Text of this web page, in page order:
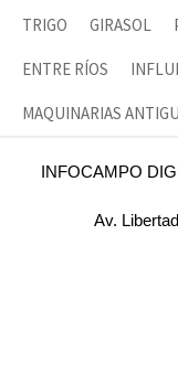
TRIGO GIRASOL
ENTRE RÍOS
MAQUINARIAS
INFOCAMPO
Av.